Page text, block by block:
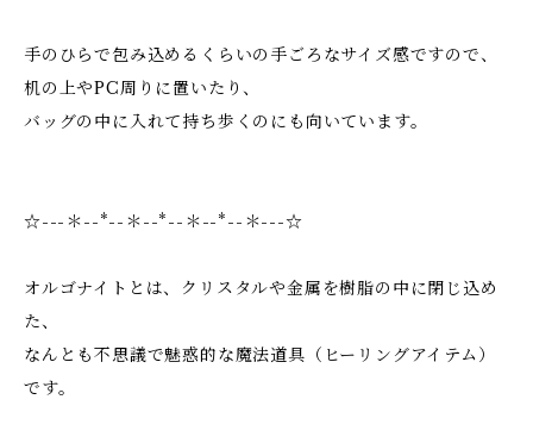
手のひらで包み込めるくらいの手ごろなサイズ感ですので、
机の上やPC周りに置いたり、
バッグの中に入れて持ち歩くのにも向いています。
☆---＊--*--＊--*--＊--*--＊---☆
オルゴナイトとは、クリスタルや金属を樹脂の中に閉じ込め
た、
なんとも不思議で魅惑的な魔法道具（ヒーリングアイテム）
です。